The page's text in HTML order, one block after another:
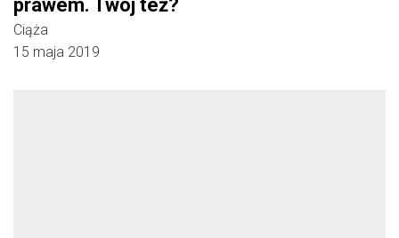
prawem. Twój też?
Ciąża
15 maja 2019